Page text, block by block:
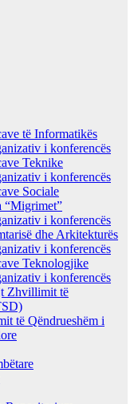
të Informatikës
i konferencës
Teknike
i konferencës
Sociale
“Migrimet”
i konferencës
dhe Arkitekturës
i konferencës
Teknologjike
i konferencës
Zhvillimit të
të Qëndrueshëm i